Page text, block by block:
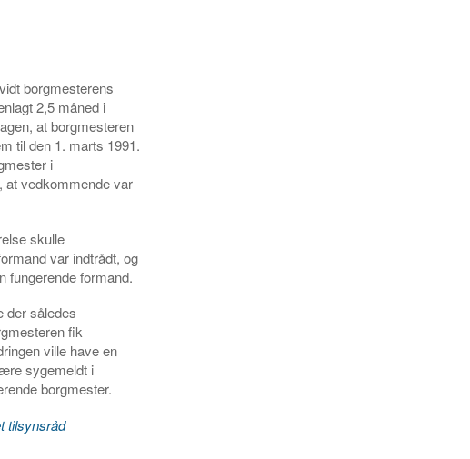
borgmesterens
2,5 måned i
at borgmesteren
til den 1. marts 1991.
i
at vedkommende var
skulle
var indtrådt, og
fungerende formand.
der således
fik
ville have en
sygemeldt i
borgmester.
tilsynsråd